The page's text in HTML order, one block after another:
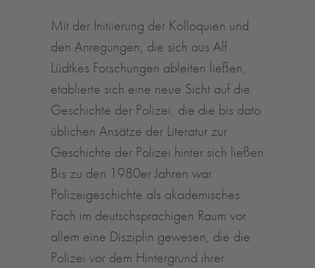
Mit der Initiierung der Kolloquien und
den Anregungen, die sich aus Alf
Lüdtkes Forschungen ableiten ließen,
etablierte sich eine neue Sicht auf die
Geschichte der Polizei, die die bis dato
üblichen Ansätze der Literatur zur
Geschichte der Polizei hinter sich ließen
Bis zu den 1980er Jahren war
Polizeigeschichte als akademisches
Fach im deutschsprachigen Raum vor
allem eine Disziplin gewesen, die die
Polizei vor dem Hintergrund ihrer